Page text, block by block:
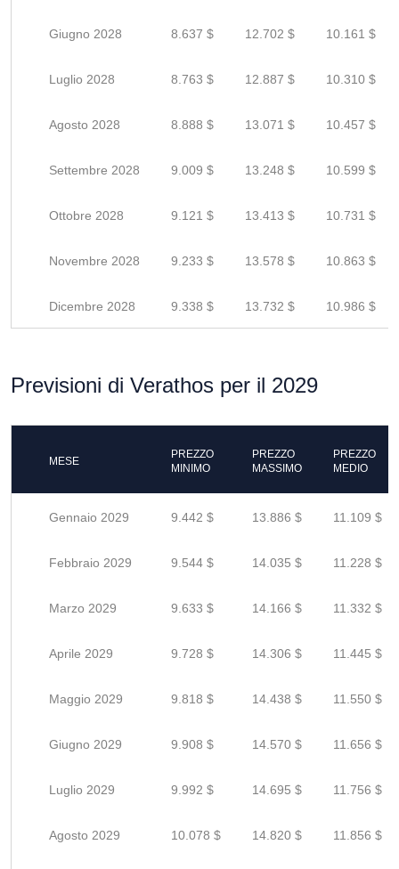
Giugno 2028 8.637 $ 12.702 $ 10.161 $
Luglio 2028 8.763 $ 12.887 $ 10.310 $
Agosto 2028 8.888 $ 13.071 $ 10.457 $
Settembre 2028 9.009 $ 13.248 $ 10.599 $
Ottobre 2028 9.121 $ 13.413 $ 10.731 $
Novembre 2028 9.233 $ 13.578 $ 10.863 $
Dicembre 2028 9.338 $ 13.732 $ 10.986 $
Previsioni di Verathos per il 2029
MESE
PREZZO
MINIMO
PREZZO
MASSIMO
PREZZO
MEDIO
Gennaio 2029 9.442 $ 13.886 $ 11.109 $
Febbraio 2029 9.544 $ 14.035 $ 11.228 $
Marzo 2029 9.633 $ 14.166 $ 11.332 $
Aprile 2029 9.728 $ 14.306 $ 11.445 $
Maggio 2029 9.818 $ 14.438 $ 11.550 $
Giugno 2029 9.908 $ 14.570 $ 11.656 $
Luglio 2029 9.992 $ 14.695 $ 11.756 $
Agosto 2029 10.078 $ 14.820 $ 11.856 $